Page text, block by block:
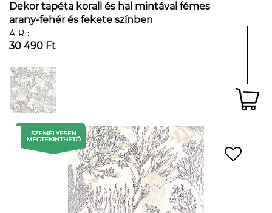
Dekor tapéta korall és hal mintával fémes
arany-fehér és fekete színben
ÁR:
30 490 Ft